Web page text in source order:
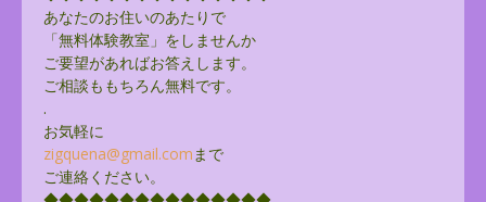
あなたのお住いのあたりで
「無料体験教室」をしませんか
ご要望があればお答えします。
ご相談ももちろん無料です。
.
お気軽に
zigquena@gmail.comまで
ご連絡ください。